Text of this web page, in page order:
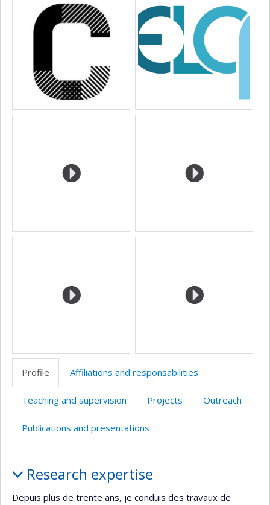
(faculté,département,école)
Profile Affiliations and responsabilities
Teaching and supervision Projects Outreach
Publications and presentations
Research expertise
Depuis plus de trente ans, je conduis des travaux de